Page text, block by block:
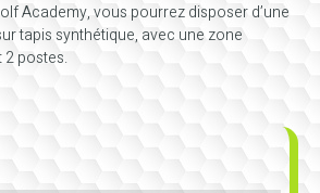
Academy, vous pourrez disposer d’une
tapis synthétique, avec une zone
postes.